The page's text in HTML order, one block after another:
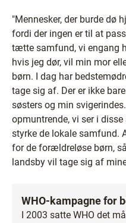
"Mennesker, der burde dø
fordi der ingen er til at
tætte samfund, vi engang
hvis jeg dør, vil min mor
børn. I dag har
tage sig af. Der er ikke
søsters og min
opmuntrende, vi ser i
styrke de lokale samfund.
for de forældreløse børn,
landsby vil tage sig af
WHO-kampagne for
I 2003 satte WHO det